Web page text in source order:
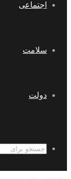
اجتماعی
سلامت
دولت